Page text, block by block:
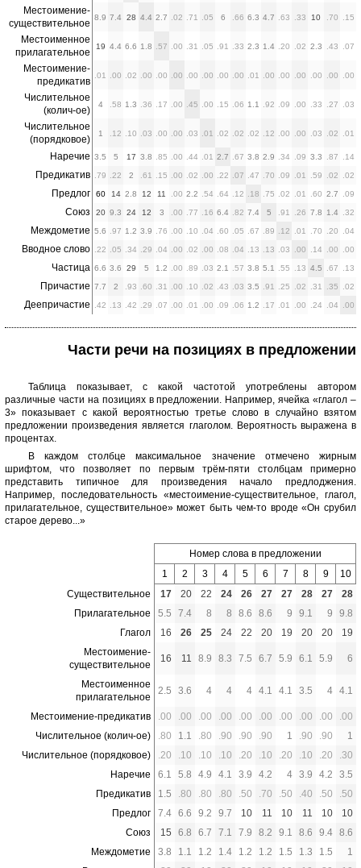
Местоимение-
существительное
8.9 7.4 28 4.4 2.7 .02 .71 .05 6 .66 6.3 4.7 .63 .33 10 .70 .15
Местоименное
прилагательное
19 4.4 6.6 1.8 .57 .00 .31 .05 .91 .33 2.3 1.4 .20 .02 2.3 .43 .07
Местоимение-
предикатив
.01 .00 .02 .00 .00 .00 .00 .00 .00 .00 .01 .00 .00 .00 .00 .00 .00
Числительное
(колич-ое)
4 .58 1.3 .36 .17 .00 .45 .00 .15 .06 1.1 .92 .09 .00 .33 .27 .03
Числительное
(порядковое)
1 .12 .10 .03 .00 .00 .03 .01 .02 .02 .02 .12 .00 .00 .03 .02 .01
Наречие 3.5 5 17 3.8 .85 .00 .44 .01 2.7 .67 3.8 2.9 .34 .09 3.3 .87 .14
Предикатив .79 .22 2 .61 .15 .00 .02 .00 .22 .07 .47 .70 .09 .01 .59 .02 .02
Предлог 60 14 2.8 12 11 .00 2.2 .54 .64 .12 .18 .75 .02 .01 .60 2.7 .09
Союз 20 9.3 24 12 3 .00 .77 .16 6.4 .82 7.4 5 .91 .26 7.8 1.4 .32
Междометие 5.6 .97 1.2 3.9 .76 .00 .10 .04 .60 .05 .67 .89 .12 .01 .70 .20 .04
Вводное слово .22 .05 .34 .29 .04 .00 .02 .00 .08 .04 .13 .13 .03 .00 .14 .00 .00
Частица 6.6 3.6 29 5 1.2 .00 .89 .03 2.1 .57 3.8 5.1 .55 .13 4.5 .67 .13
Причастие 7.7 2 .93 .60 .31 .00 .10 .02 .43 .03 3.5 .91 .25 .02 .31 .35 .02
Деепричастие .42 .13 .42 .29 .07 .00 .01 .00 .09 .06 1.2 .17 .01 .00 .24 .04 .00
Части речи на позициях в предложении
Таблица показывает, с какой частотой употреблены автором
различные части на позициях в предложении. Например, ячейка «глагол –
3» показывает с какой вероятностью третье слово в случайно взятом
предложении произведения является глаголом. Вероятность выражена в
процентах.
В каждом столбце максимальное значение отмечено жирным
шрифтом, что позволяет по первым трём-пяти столбцам примерно
представить типичное для произведения начало предлоджения.
Например, последовательность «местоимение-существительное, глагол,
прилагательное, существительное» может быть чем-то вроде «Он срубил
старое дерево...»
Номер слова в предложении
1
2 3 4 5 6 7 8 9
10
Существительное
17 20 22 24 26 27 27 28 27
28
Прилагательное
5.5 7.4 8 8 8.6 8.6 9 9.1 9
9.8
Глагол
16 26 25 24 22 20 19 20 20
19
Местоимение-
существительное
16 11 8.9 8.3 7.5 6.7 5.9 6.1 5.9 6
Местоименное
прилагательное
2.5 3.6 4 4 4 4.1 4.1 3.5 4 4.1
Местоимение-предикатив .00 .00 .00 .00 .00 .00 .00 .00 .00
.00
Числительное (колич-ое)
.80 1.1 .80 .90 .90 .90 1 .90 .90
1
Числительное (порядковое)
.20 .10 .10 .10 .20 .10 .20 .10 .20
.30
Наречие
6.1 5.8 4.9 4.1 3.9 4.2 4 3.9 4.2
3.5
Предикатив
1.5 .80 .80 .80 .50 .70 .50 .40 .50
.50
Предлог
7.4 6.6 9.2 9.7 10 11 10 11 10
10
Союз
15 6.8 6.7 7.1 7.9 8.2 9.1 8.6 9.4 8.6
Междометие
3.8 1.1 1.2 1.4 1.2 1.2 1.5 1.3 1.5
1